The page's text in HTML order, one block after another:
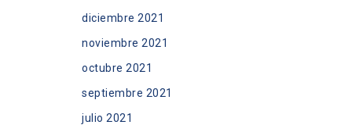
diciembre 2021
noviembre 2021
octubre 2021
septiembre 2021
julio 2021